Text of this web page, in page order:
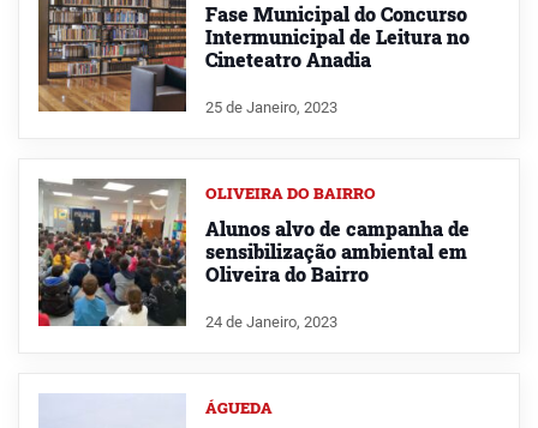
Fase Municipal do Concurso
Intermunicipal de Leitura no
Cineteatro Anadia
25 de Janeiro, 2023
OLIVEIRA DO BAIRRO
Alunos alvo de campanha de
sensibilização ambiental em
Oliveira do Bairro
24 de Janeiro, 2023
ÁGUEDA